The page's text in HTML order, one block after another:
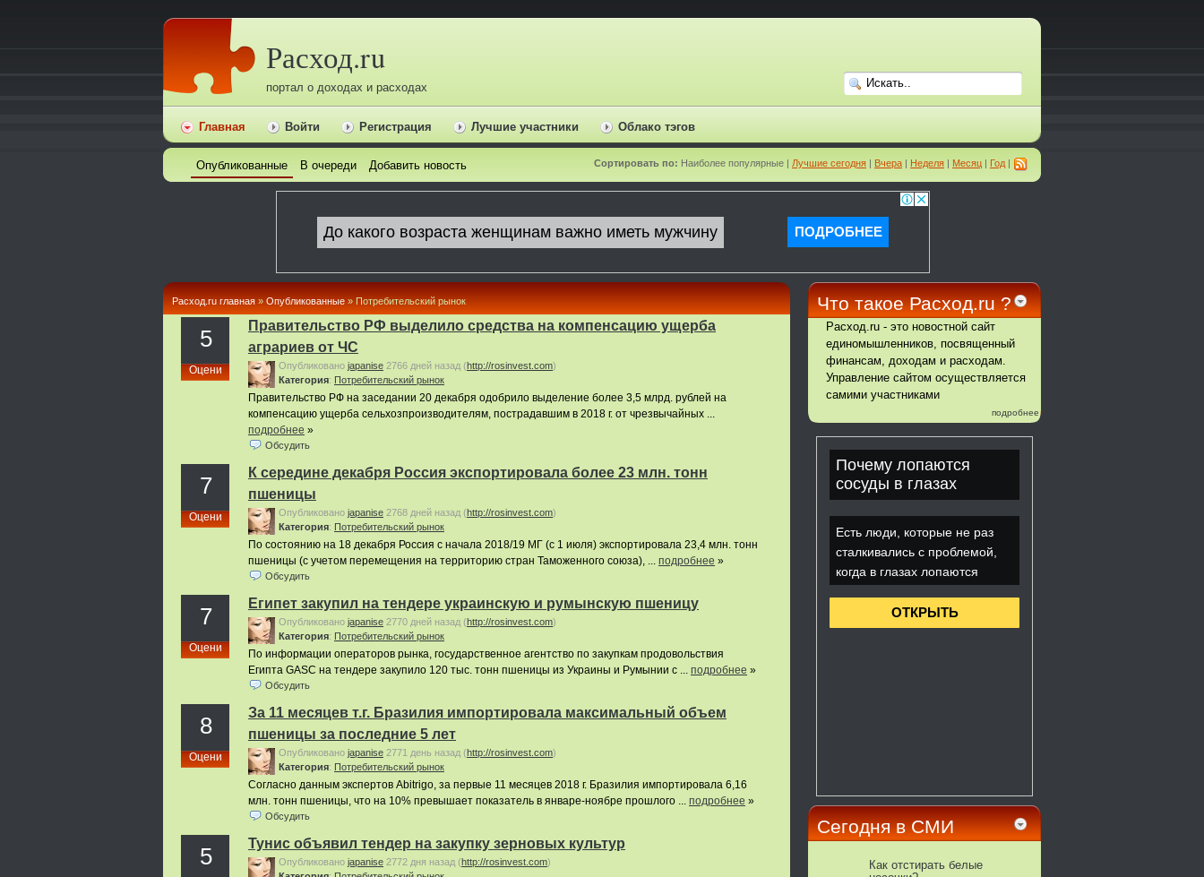
Расход.ru
портал о доходах и расходах
Главная Войти Регистрация Лучшие участники Облако тэгов
Сортировать по: Наиболее популярные | Лучшие сегодня | Вчера | Неделя | Месяц | Год |
Опубликованные В очереди Добавить новость
Расход.ru главная » Опубликованные » Потребительский рынок
5
Оцени
Правительство РФ выделило средства на компенсацию ущерба
аграриев от ЧС
Опубликовано japanise 2766 дней назад (http://rosinvest.com)
Категория: Потребительский рынок
Правительство РФ на заседании 20 декабря одобрило выделение более 3,5 млрд. рублей на
компенсацию ущерба сельхозпроизводителям, пострадавшим в 2018 г. от чрезвычайных ...
подробнее »
Обсудить
7
Оцени
К середине декабря Россия экспортировала более 23 млн. тонн
пшеницы
Опубликовано japanise 2768 дней назад (http://rosinvest.com)
Категория: Потребительский рынок
По состоянию на 18 декабря Россия с начала 2018/19 МГ (с 1 июля) экспортировала 23,4 млн. тонн
пшеницы (с учетом перемещения на территорию стран Таможенного союза), ... подробнее »
Обсудить
7
Оцени
Египет закупил на тендере украинскую и румынскую пшеницу
Опубликовано japanise 2770 дней назад (http://rosinvest.com)
Категория: Потребительский рынок
По информации операторов рынка, государственное агентство по закупкам продовольствия
Египта GASC на тендере закупило 120 тыс. тонн пшеницы из Украины и Румынии с ... подробнее »
Обсудить
8
Оцени
За 11 месяцев т.г. Бразилия импортировала максимальный объем
пшеницы за последние 5 лет
Опубликовано japanise 2771 день назад (http://rosinvest.com)
Категория: Потребительский рынок
Согласно данным экспертов Abitrigo, за первые 11 месяцев 2018 г. Бразилия импортировала 6,16
млн. тонн пшеницы, что на 10% превышает показатель в январе-ноябре прошлого ... подробнее »
Обсудить
5 Тунис объявил тендер на закупку зерновых культур
Опубликовано japanise 2772 дня назад (http://rosinvest.com)
Что такое Расход.ru ?
Расход.ru - это новостной сайт
единомышленников, посвященный
финансам, доходам и расходам.
Управление сайтом осуществляется
самими участниками
подробнее
Сегодня в СМИ
Как отстирать белые